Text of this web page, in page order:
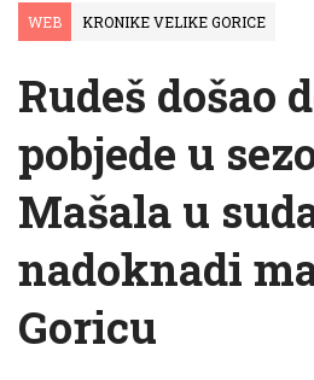
WEB KRONIKE VELIKE GORICE
Rudeš došao
pobjede u
Mašala u
nadoknadi
Goricu